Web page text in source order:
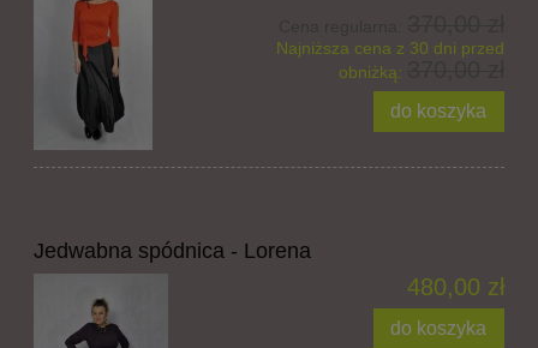
Najniższa cena z 30 dni przed
obniżką:
do koszyka
Jedwabna spódnica - Lorena
480,00 zł
do koszyka